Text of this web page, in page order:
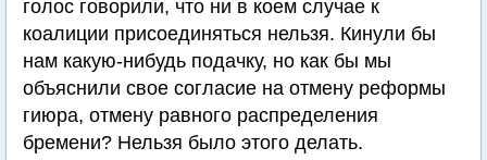
голос говорили, что ни в коем случае к
коалиции присоединяться нельзя. Кинули бы
нам какую-нибудь подачку, но как бы мы
объяснили свое согласие на отмену реформы
гиюра, отмену равного распределения
бремени? Нельзя было этого делать.